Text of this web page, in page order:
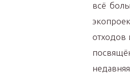
всё
отходов